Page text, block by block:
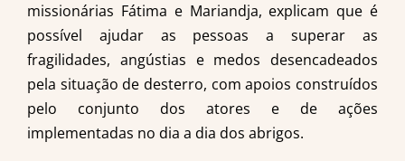
missionárias Fátima e Mariandja, explicam que é
possível ajudar as pessoas a superar as
fragilidades, angústias e medos desencadeados
pela situação de desterro, com apoios construídos
pelo conjunto dos atores e de ações
implementadas no dia a dia dos abrigos.